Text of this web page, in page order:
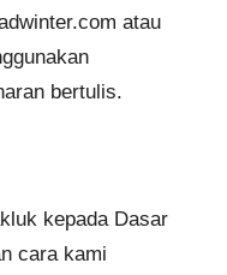
atau
bertulis.
kepada Dasar
cara kami